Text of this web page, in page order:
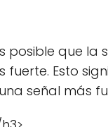
posible que la
fuerte. Esto
señal más